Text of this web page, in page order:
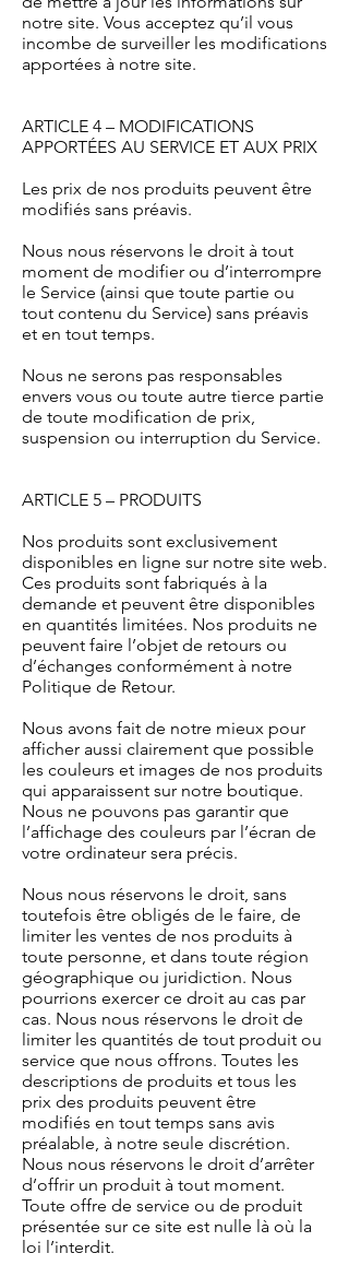
notre site. Vous acceptez qu’il vous
incombe de surveiller les modifications
apportées à notre site.
ARTICLE 4 – MODIFICATIONS
APPORTÉES AU SERVICE ET AUX PRIX
Les prix de nos produits peuvent être
modifiés sans préavis.
Nous nous réservons le droit à tout
moment de modifier ou d’interrompre
le Service (ainsi que toute partie ou
tout contenu du Service) sans préavis
et en tout temps.
Nous ne serons pas responsables
envers vous ou toute autre tierce partie
de toute modification de prix,
suspension ou interruption du Service.
ARTICLE 5 – PRODUITS
Nos produits sont exclusivement
disponibles en ligne sur notre site web.
Ces produits sont fabriqués à la
demande et peuvent être disponibles
en quantités limitées. Nos produits ne
peuvent faire l’objet de retours ou
d’échanges conformément à notre
Politique de Retour.
Nous avons fait de notre mieux pour
afficher aussi clairement que possible
les couleurs et images de nos produits
qui apparaissent sur notre boutique.
Nous ne pouvons pas garantir que
l’affichage des couleurs par l’écran de
votre ordinateur sera précis.
Nous nous réservons le droit, sans
toutefois être obligés de le faire, de
limiter les ventes de nos produits à
toute personne, et dans toute région
géographique ou juridiction. Nous
pourrions exercer ce droit au cas par
cas. Nous nous réservons le droit de
limiter les quantités de tout produit ou
service que nous offrons. Toutes les
descriptions de produits et tous les
prix des produits peuvent être
modifiés en tout temps sans avis
préalable, à notre seule discrétion.
Nous nous réservons le droit d’arrêter
d’offrir un produit à tout moment.
Toute offre de service ou de produit
présentée sur ce site est nulle là où la
loi l’interdit.